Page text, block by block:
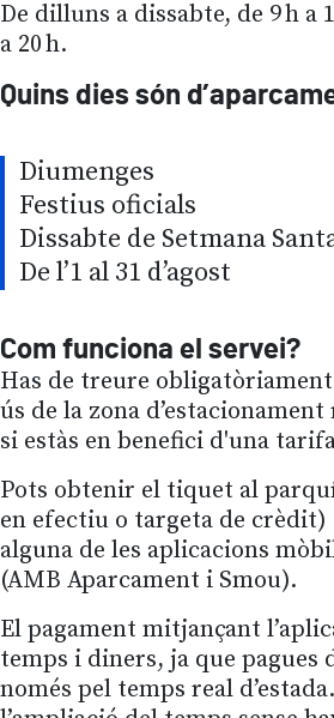
De dilluns a dissabte, de 9 h a
a 20 h.
Quins dies són
Diumenges
Festius oficials
Dissabte de Setmana
De l’1 al 31 d’agost
Com funciona el servei?
Has de treure
ús de la zona
si estàs en benefici d'una
Pots obtenir el tiquet al
en efectiu o targeta de
alguna de les aplicacions
(AMB Aparcament i Smou).
El pagament mitjançant
temps i diners, ja que pagues
només pel temps real